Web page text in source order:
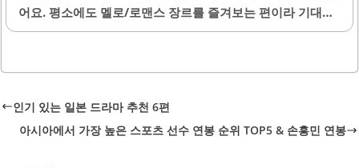
어요. 평소에도 멜로/로맨스 장르를 즐겨보는 편이라 기대감
을 가지고 봤는데 생각보다 여운이 길게 남는 작품이었어요.
니다. 영화 속 주인공들은 서로 다른 가정환경에서 자란 두 남
녀인데요. 여자 주인공 '팡 샤오샤오'는 부모님 없이 친척 집
인기 있는 일본 드라마 추천 6편
아시아에서 가장 높은 스포츠 선수 연봉 순위 TOP5 & 손흥민 연봉